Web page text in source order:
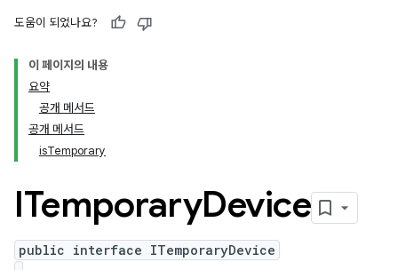
도움이 되었나요?
이 페이지의 내용
요약
공개 메서드
공개 메서드
isTemporary
ITemporaryDevice
public interface ITemporaryDevice